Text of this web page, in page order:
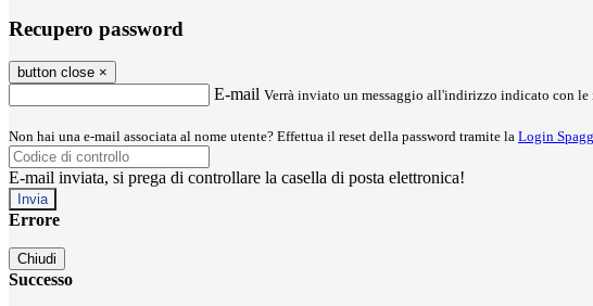
Recupero password
button close ×
E-mail Verrà inviato un messaggio all'indirizzo indicato con le
Non hai una e-mail associata al nome utente? Effettua il reset della password tramite la Login
E-mail inviata, si prega di controllare la casella di posta elettronica!
Errore
Chiudi
Successo